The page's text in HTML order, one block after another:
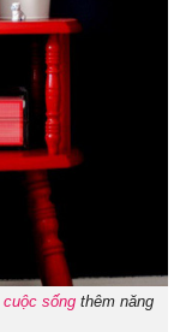
cuộc sốngthêm năng